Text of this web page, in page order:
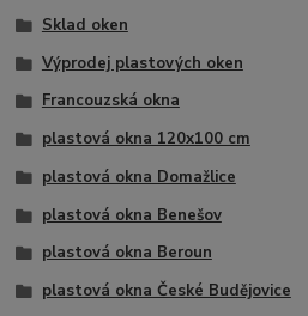
Sklad oken
Výprodej plastových oken
Francouzská okna
plastová okna 120x100 cm
plastová okna Domažlice
plastová okna Benešov
plastová okna Beroun
plastová okna České Budějovice